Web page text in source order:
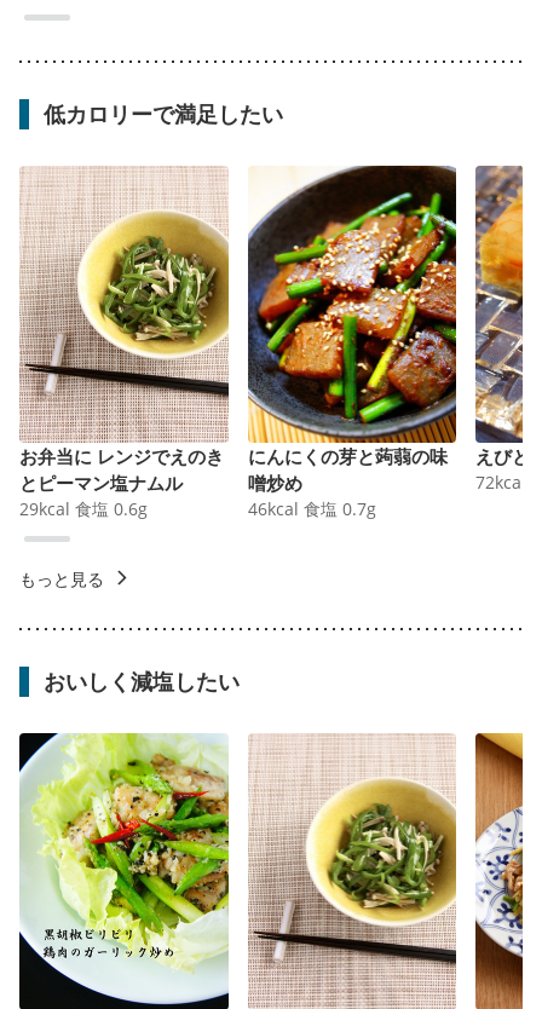
低カロリーで満足したい
お弁当に レンジでえのき
とピーマン塩ナムル
29kcal 食塩 0.6g
にんにくの芽と蒟蒻の味
噌炒め
46kcal 食塩 0.7g
えびと
72kcal
もっと見る
おいしく減塩したい